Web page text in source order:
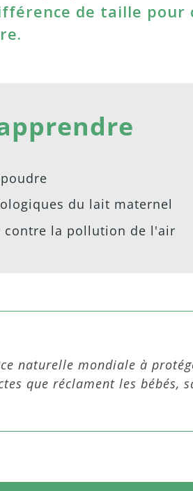
de taille pour
du lait maternel
contre la pollution de l'air
naturelle mondiale à
que réclament les bébés,